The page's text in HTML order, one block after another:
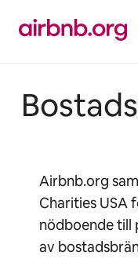
innehåll
Airbnb.org
Charities USA
nödboende till
av